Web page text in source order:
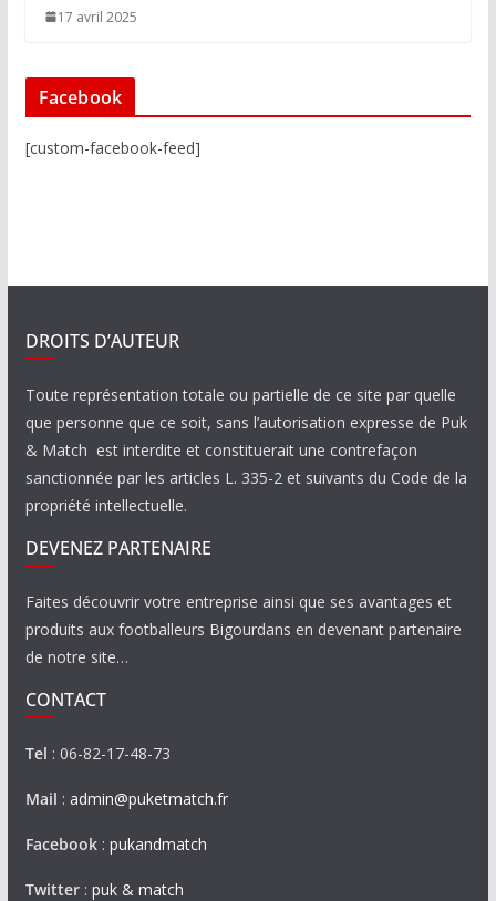
17 avril 2025
Facebook
[custom-facebook-feed]
DROITS D’AUTEUR
Toute représentation totale ou partielle de ce site par quelle
que personne que ce soit, sans l’autorisation expresse de Puk
& Match est interdite et constituerait une contrefaçon
sanctionnée par les articles L. 335-2 et suivants du Code de la
propriété intellectuelle.
DEVENEZ PARTENAIRE
Faites découvrir votre entreprise ainsi que ses avantages et
produits aux footballeurs Bigourdans en devenant partenaire
de notre site…
CONTACT
Tel : 06-82-17-48-73
Mail : admin@puketmatch.fr
Facebook: pukandmatch
Twitter: puk & match